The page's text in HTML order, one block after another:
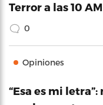
Terror a las 10 AM
0
Opiniones
“Esa es mi